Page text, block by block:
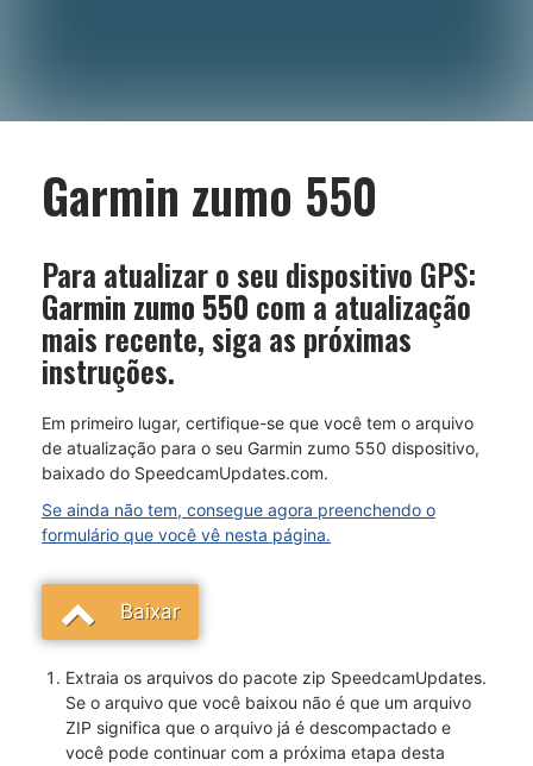
Garmin zumo 550
Para atualizar o seu dispositivo GPS:
Garmin zumo 550 com a atualização
mais recente, siga as próximas
instruções.
Em primeiro lugar, certifique-se que você tem o arquivo
de atualização para o seu Garmin zumo 550 dispositivo,
baixado do SpeedcamUpdates.com.
Se ainda não tem, consegue agora preenchendo o
formulário que você vê nesta página.
Baixar
Extraia os arquivos do pacote zip SpeedcamUpdates.
Se o arquivo que você baixou não é que um arquivo
ZIP significa que o arquivo já é descompactado e
você pode continuar com a próxima etapa desta